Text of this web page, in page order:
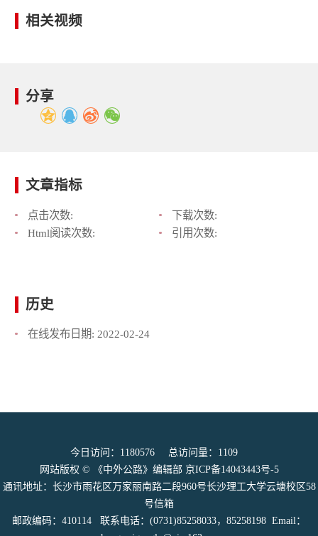
相关视频
分享
文章指标
点击次数:
下载次数:
Html阅读次数:
引用次数:
历史
在线发布日期: 2022-02-24
今日访问： 1180576 总访问量： 1109
网站版权 © 《中外公路》编辑部 京ICP备14043443号-5
通讯地址：长沙市雨花区万家丽南路二段960号长沙理工大学云塘校区58
号信箱
邮政编码：410114 联系电话：(0731)85258033，85258198 Email：